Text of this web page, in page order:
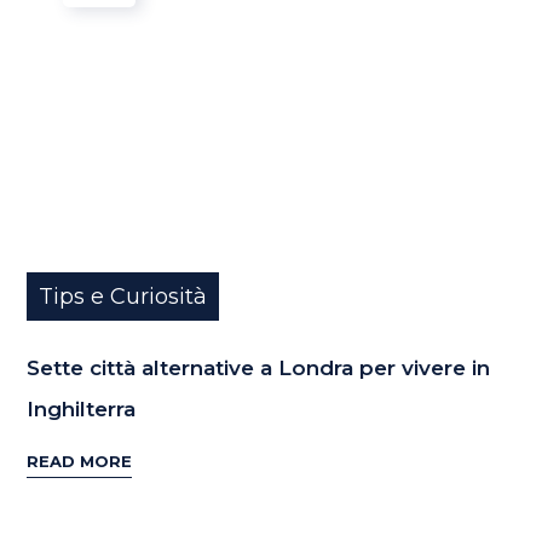
Tips e Curiosità
Sette città alternative a Londra per vivere in
Inghilterra
READ MORE